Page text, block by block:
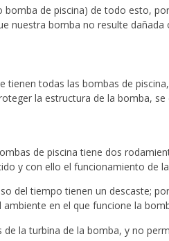
de piscina) de todo esto,
nuestra bomba no resulte dañada
tienen todas las bombas de
la estructura de la bomba,
de piscina tiene dos
y con ello el funcionamiento de
del tiempo tienen un descaste;
en el que funcione la
de la turbina de la bomba, y no